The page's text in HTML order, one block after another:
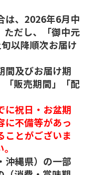
は、2026年6月中
ただし、「御中元
以降順次お届け
間及びお届け期
「販売期間」「配
に祝日・お盆期
に不備等があっ
ことがございま
沖縄県）の一部